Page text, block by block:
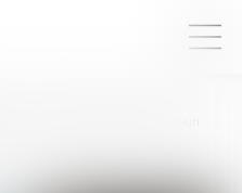
une société britannique dont un